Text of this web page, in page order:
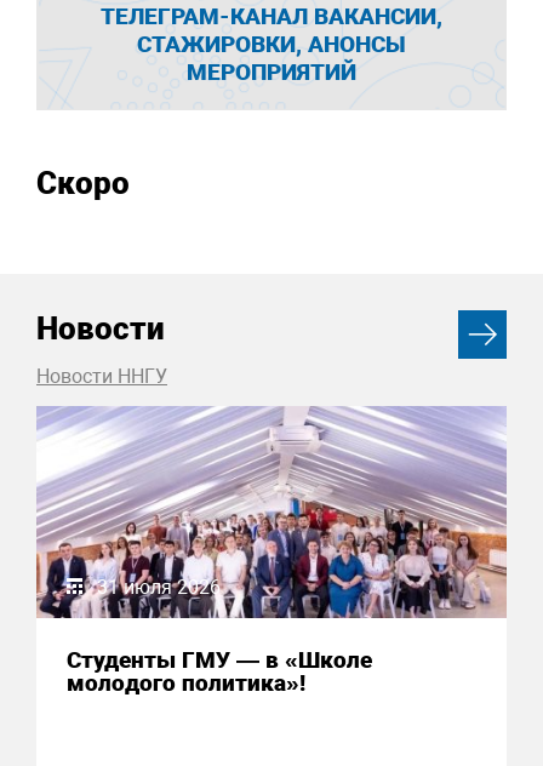
ТЕЛЕГРАМ-КАНАЛ ВАКАНСИИ,
СТАЖИРОВКИ, АНОНСЫ
МЕРОПРИЯТИЙ
Скоро
Новости
Новости ННГУ
31 июля 2026
Студенты ГМУ — в «Школе
молодого политика»!